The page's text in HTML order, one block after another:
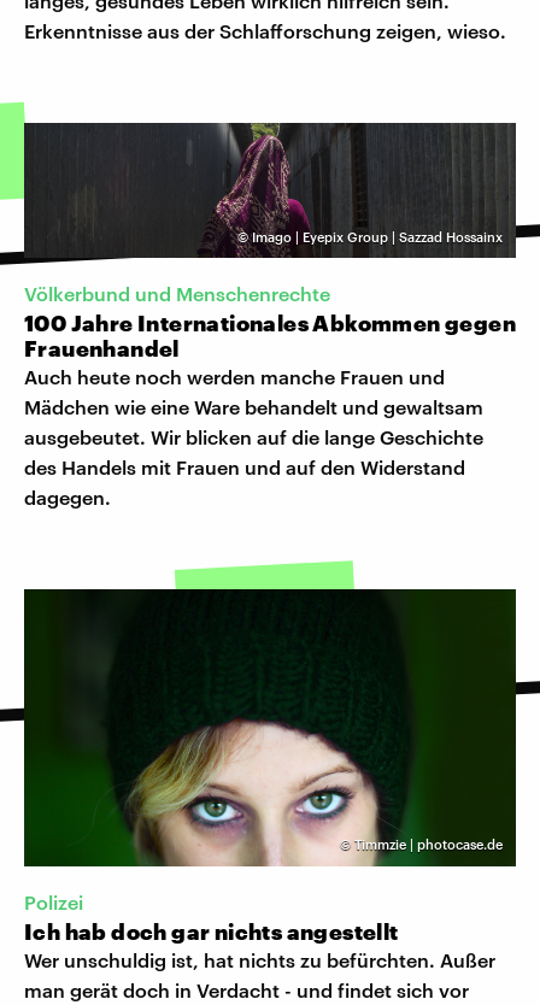
Erkenntnisse aus der Schlafforschung zeigen, wieso.
©Imago | Eyepix Group | Sazzad Hossainx
Völkerbund und Menschenrechte
100 Jahre Internationales Abkommen gegen
Frauenhandel
Auch heute noch werden manche Frauen und
Mädchen wie eine Ware behandelt und gewaltsam
ausgebeutet. Wir blicken auf die lange Geschichte
des Handels mit Frauen und auf den Widerstand
dagegen.
© Timmzie | photocase.de
Polizei
Ich hab doch gar nichts angestellt
Wer unschuldig ist, hat nichts zu befürchten. Außer
man gerät doch in Verdacht - und findet sich vor